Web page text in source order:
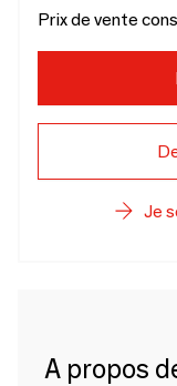
Prix de vente
Je
A propos